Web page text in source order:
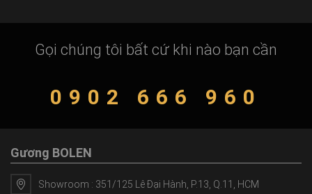
Gọi chúng tôi bất cứ khi nào bạn cần
0902 666 960
Gương BOLEN
Showroom : 351/125 Lê Đại Hành, P.13, Q.11, HCM